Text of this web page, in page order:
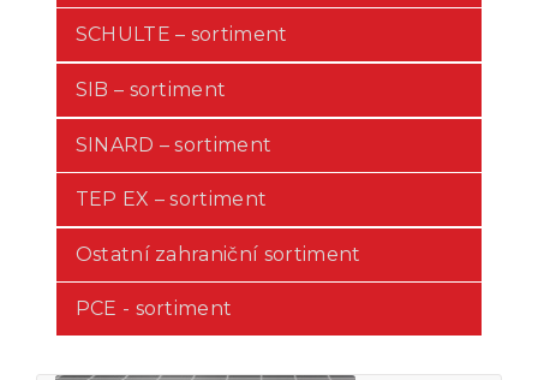
SCHULTE – sortiment
SIB – sortiment
SINARD – sortiment
TEP EX – sortiment
Ostatní zahraniční sortiment
PCE - sortiment